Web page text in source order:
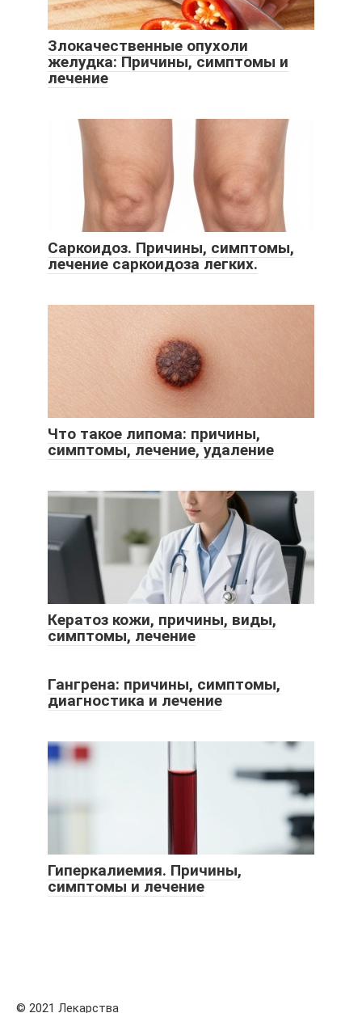
Злокачественные опухоли
желудка: Причины, симптомы и
лечение
Саркоидоз. Причины, симптомы,
лечение саркоидоза легких.
Что такое липома: причины,
симптомы, лечение, удаление
Кератоз кожи, причины, виды,
симптомы, лечение
Гангрена: причины, симптомы,
диагностика и лечение
Гиперкалиемия. Причины,
симптомы и лечение
© 2021 Лекарства